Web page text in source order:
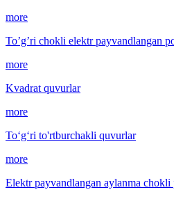
more
To’g’ri chokli elektr payvandlangan
more
Kvadrat quvurlar
more
To‘g‘ri to'rtburchakli quvurlar
more
Elektr payvandlangan aylanma chokli